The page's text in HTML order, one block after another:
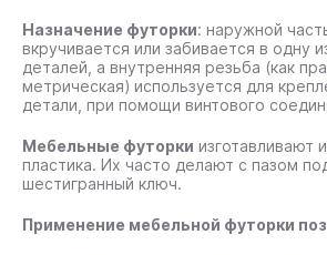
Назначение футорки: наружной
вкручивается или забивается в одну
деталей, а внутренняя резьба (как
метрическая) используется для
детали, при помощи винтового
Мебельные футорки изготавливают
пластика. Их часто делают с пазом
шестигранный ключ.
Применение мебельной футорки